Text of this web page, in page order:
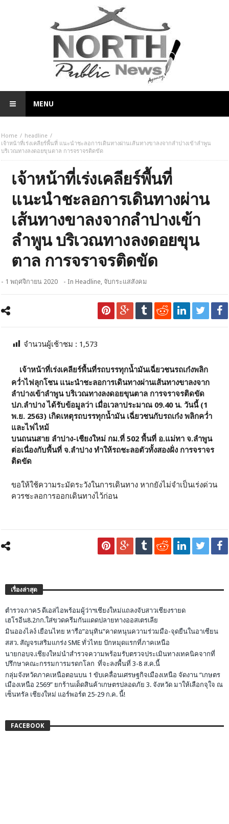
MENU
Home
headline
เจ้าหน้าที่เร่งเคลียร์พื้นที่ แนะนำชะลอการเดินทางผ่านเส้นทางขาลงจากลำปางเข้าลำพูน
บริเวณทางลงดอยขุนตาล การจราจรติดขัด
เจ้าหน้าที่เร่งเคลียร์พื้นที่
แนะนำชะลอการเดินทางผ่าน
เส้นทางขาลงจากลำปางเข้า
ลำพูน บริเวณทางลงดอยขุน
ตาล การจราจรติดขัด
- 1 พฤศจิกายน 2020 - InHeadline, จับกระแสสังคม
จำนวนผู้เช้าชม : 1,573
เจ้าหน้าที่เร่งเคลียร์พื้นที่รถบรรทุกน้ำมันเฉี่ยวชนรถเก๋งพลิก
คว่ำไฟลุกโชน แนะนำชะลอการเดินทางผ่านเส้นทางขาลงจาก
ลำปางเข้าลำพูน บริเวณทางลงดอยขุนตาล การจราจรติดขัด
ปภ.ลำปาง ได้รับข้อมูลว่า เมื่อเวลาประมาณ 09.40 น. วันนี้ (1
พ.ย. 2563) เกิดเหตุรถบรรทุกน้ำมัน เฉี่ยวชนกับรถเก๋ง พลิกคว่ำ
และไฟไหม้
บนถนนสาย ลำปาง-เชียงใหม่ กม.ที่ 502 พื้นที่ อ.แม่ทา จ.ลำพูน
ต่อเนื่องกับพื้นที่ จ.ลำปาง ทำให้รถชะลอตัวทั้งสองฝั่ง การจราจร
ติดขัด
ขอให้ใช้ความระมัดระวังในการเดินทาง หากยังไม่จำเป็นเร่งด่วน
ควรชะลอการออกเดินทางไว้ก่อน
เรื่องล่าสุด
ตำรวจภาค5 ดีเอสไอพร้อมผู้ว่าฯเชียงใหม่แถลงจับสาวเชียงรายด
เฮโรอีน8.2กก.ใส่ขวดครีมกันแดดปลายทางออสเตรเลีย
มินอองไลง์ เยือนไทย หารือ”อนุทิน”คาดหนุนความร่วมมือ-จุดยืนในอาเซียน
สสว. สัญจรเสริมแกร่ง SME ทั่วไทย ปักหมุดแรกที่ภาคเหนือ
นายกอบจ.เชียงใหม่นำสำรวจความพร้อมรับตรวจประเมินทางเทคนิคจากที่
ปรึกษาคณะกรรมการมรดกโลก ที่จะลงพื้นที่ 3-8 ส.ค.นี้
กลุ่มจังหวัดภาคเหนือตอนบน 1 ขับเคลื่อนเศรษฐกิจเมืองเหนือ จัดงาน “เกษตร
เมืองเหนือ 2569” ยกร้านเด็ดสินค้าเกษตรปลอดภัย 3. จังหวัด มาให้เลือกจุใจ ณ
เซ็นทรัล เชียงใหม่ แอร์พอร์ต 25-29 ก.ค. นี้!
FACEBOOK